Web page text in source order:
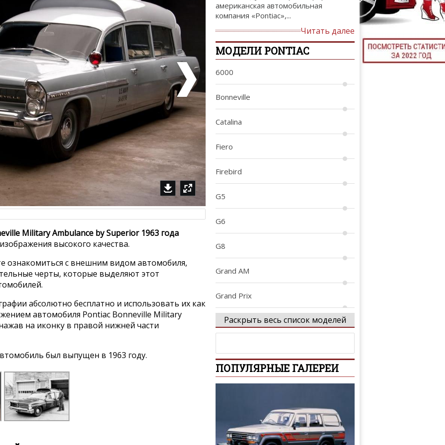
ТЮНИНГ
Military Ambulance by Superior 1963 года
высокого качества.
ознакомиться с внешним видом автомобиля,
черты, которые выделяют этот
абсолютно бесплатно и использовать их как
автомобиля Pontiac Bonneville Military
на иконку в правой нижней части
был выпущен в 1963 году.
американская автомобильная
компания «Pontiac»,...
Читать далее
МОДЕЛИ PONTIAC
6000
Bonneville
Catalina
Fiero
Firebird
G5
G6
G8
Grand AM
Grand Prix
GTO
Montana
Раскрыть весь список моделей
ПОПУЛЯРНЫЕ ГАЛЕРЕИ